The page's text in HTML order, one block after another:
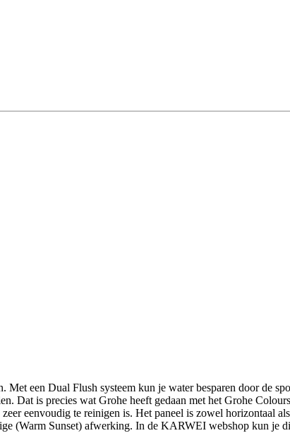
een Dual Flush systeem kun je water besparen door de
Dat is precies wat Grohe heeft gedaan met het Grohe
eenvoudig te reinigen is. Het paneel is zowel horizontaal
(Warm Sunset) afwerking. In de KARWEI webshop kun je